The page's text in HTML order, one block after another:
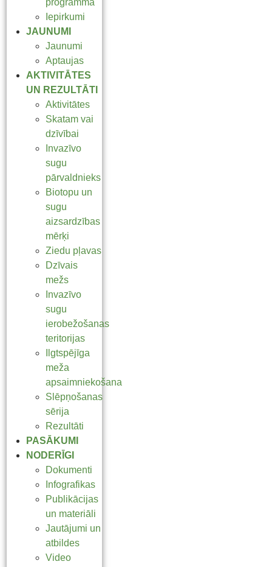
programma
Iepirkumi
JAUNUMI
Jaunumi
Aptaujas
AKTIVITĀTES
UN REZULTĀTI
Aktivitātes
Skatam vai
dzīvībai
Invazīvo
sugu
pārvaldnieks
Biotopu un
sugu
aizsardzības
mērķi
Ziedu pļavas
Dzīvais
mežs
Invazīvo
sugu
ierobežošanas
teritorijas
Ilgtspējīga
meža
apsaimniekošana
Slēpņošanas
sērija
Rezultāti
PASĀKUMI
NODERĪGI
Dokumenti
Infografikas
Publikācijas
un materiāli
Jautājumi un
atbildes
Video